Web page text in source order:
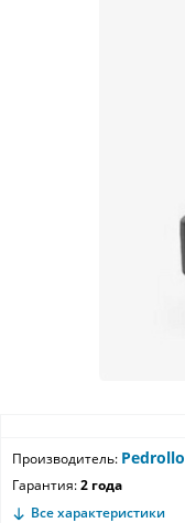
Производитель: Pedrollo
Гарантия:2 года
Все характеристики